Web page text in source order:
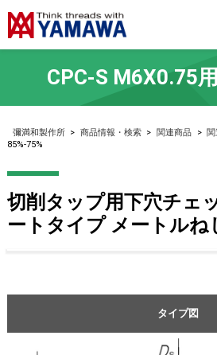
CPC-S M6X0.75
彌満和製作所 > 商品情報・検索 > 関連商品 >
85%-75%
切削タップ用下穴チェ
ートタイプ メートルね
タイプ図